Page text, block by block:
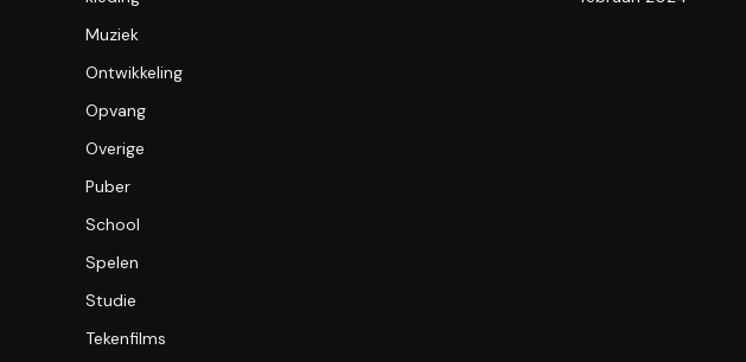
Muziek
Ontwikkeling
Opvang
Overige
Puber
School
Spelen
Studie
Tekenfilms